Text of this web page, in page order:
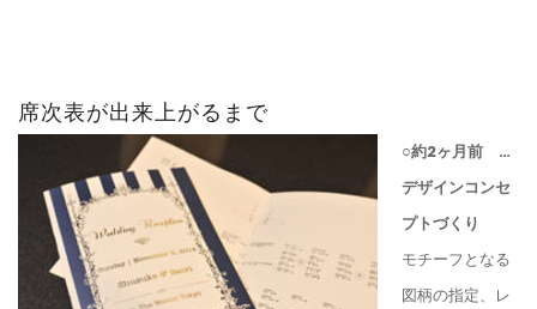
席次表が出来上がるまで
○約2ヶ月前 …
デザインコンセ
プトづくり
モチーフとなる
図柄の指定、レ